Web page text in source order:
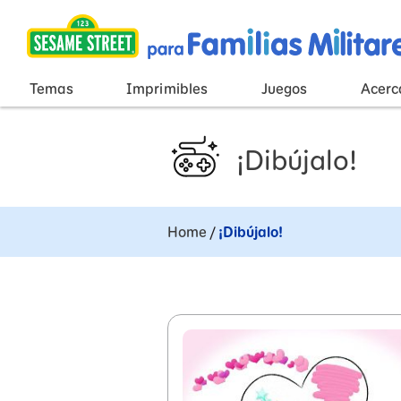
Menú principal
Temas Imprimibles Juegos
¡Dibújalo!
Home / ¡Dibújalo!